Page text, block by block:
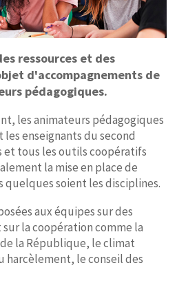
ressources et des
d'accompagnements de
pédagogiques.
les animateurs pédagogiques
les enseignants du second
et tous les outils coopératifs
la mise en place de
quelques soient les disciplines.
aux équipes sur des
la coopération comme la
la République, le climat
harcèlement, le conseil des